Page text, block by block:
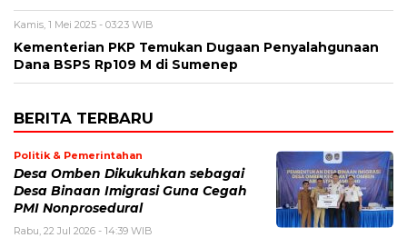
Kamis, 1 Mei 2025 - 03:23 WIB
Kementerian PKP Temukan Dugaan Penyalahgunaan
Dana BSPS Rp109 M di Sumenep
BERITA TERBARU
Politik & Pemerintahan
Desa Omben Dikukuhkan sebagai
Desa Binaan Imigrasi Guna Cegah
PMI Nonprosedural
Rabu, 22 Jul 2026 - 14:39 WIB